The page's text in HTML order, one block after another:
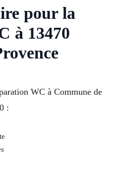
pour la
à 13470
WC à Commune de
: